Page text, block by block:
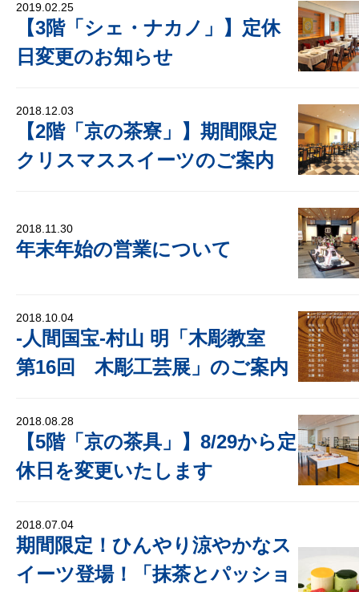
2019.02.25
【3階「シェ・ナカノ」】定休
日変更のお知らせ
2018.12.03
【2階「京の茶寮」】期間限定
クリスマススイーツのご案内
2018.11.30
年末年始の営業について
2018.10.04
‐人間国宝‐村山 明「木彫教室
第16回 木彫工芸展」のご案内
2018.08.28
【5階「京の茶具」】8/29から定
休日を変更いたします
2018.07.04
期間限定！ひんやり涼やかなス
イーツ登場！「抹茶とパッショ